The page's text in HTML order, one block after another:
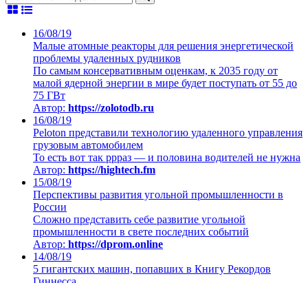
16/08/19
Малые атомные реакторы для решения энергетической
проблемы удаленных рудников
По самым консервативным оценкам, к 2035 году от
малой ядерной энергии в мире будет поступать от 55 до
75 ГВт
Автор: https://zolotodb.ru
16/08/19
Peloton представили технологию удаленного управления
грузовым автомобилем
То есть вот так ррраз — и половина водителей не нужна
Автор: https://hightech.fm
15/08/19
Перспективы развития угольной промышленности в
России
Сложно представить себе развитие угольной
промышленности в свете последних событий
Автор: https://dprom.online
14/08/19
5 гигантских машин, попавших в Книгу Рекордов